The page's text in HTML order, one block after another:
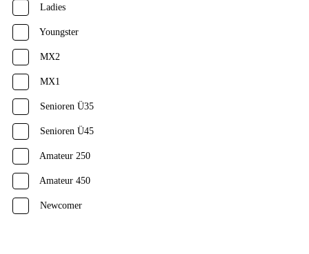
Ladies
Youngster
MX2
MX1
Senioren Ü35
Senioren Ü45
Amateur 250
Amateur 450
Newcomer